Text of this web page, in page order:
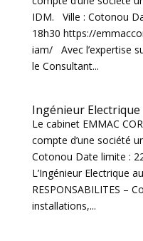
IDM. Ville : Cotonou
18h30 https://
iam/ Avec l’expertise
le Consultant...
Ingénieur Electrique
Le cabinet EMMAC
compte d’une société
Cotonou Date limite :
L’Ingénieur Electrique
RESPONSABILITES –
installations,...